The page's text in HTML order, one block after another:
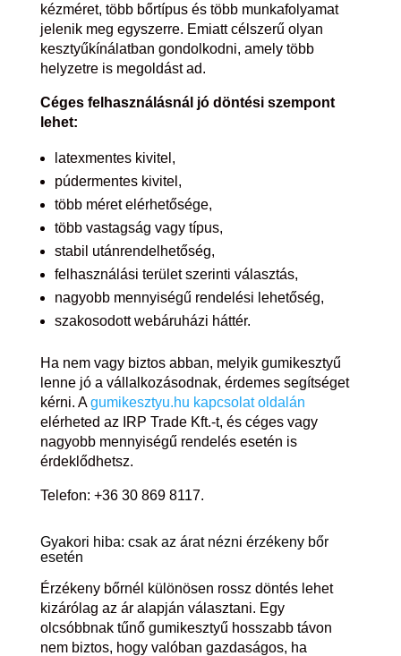
kézméret, több bőrtípus és több munkafolyamat
jelenik meg egyszerre. Emiatt célszerű olyan
kesztyűkínálatban gondolkodni, amely több
helyzetre is megoldást ad.
Céges felhasználásnál jó döntési szempont
lehet:
latexmentes kivitel,
púdermentes kivitel,
több méret elérhetősége,
több vastagság vagy típus,
stabil utánrendelhetőség,
felhasználási terület szerinti választás,
nagyobb mennyiségű rendelési lehetőség,
szakosodott webáruházi háttér.
Ha nem vagy biztos abban, melyik gumikesztyű
lenne jó a vállalkozásodnak, érdemes segítséget
kérni. Agumikesztyu.hu kapcsolat oldalán
elérheted az IRP Trade Kft.-t, és céges vagy
nagyobb mennyiségű rendelés esetén is
érdeklődhetsz.
Telefon: +36 30 869 8117.
Gyakori hiba: csak az árat nézni érzékeny bőr
esetén
Érzékeny bőrnél különösen rossz döntés lehet
kizárólag az ár alapján választani. Egy
olcsóbbnak tűnő gumikesztyű hosszabb távon
nem biztos, hogy valóban gazdaságos, ha